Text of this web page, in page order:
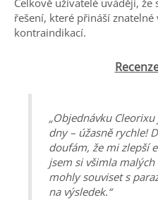
Celkově uživatelé uvádějí,
řešení, které přináší znatelné
kontraindikací.
„Objednávku
dny – úžasně rychle!
doufám, že mi zlepší
jsem si všimla
mohly souviset s
na výsledek.“